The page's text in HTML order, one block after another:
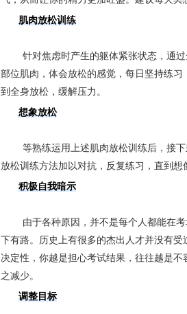
肌肉放松训练
部位肌肉，体会放松的感觉，每日坚持练
到全身放松，缓解压力。
想象放松
放松训练方法加以对抗，反复练习，直到想
积极自我暗示
下有路。历史上有很多的杰出人才并没有
决定性，你越是担心考试结果，往往越是
之减少。
调整目标